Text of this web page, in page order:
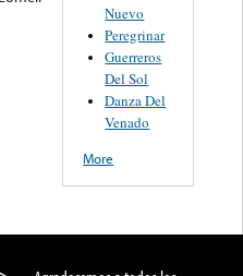
Nuevo
Peregrinar
Guerreros
Del Sol
Danza Del
Venado
More